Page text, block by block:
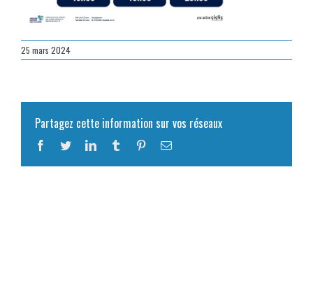
25 mars 2024
Partagez cette information sur vos réseaux
Facebook
TwitterLinkedInTumblr PinterestEmail